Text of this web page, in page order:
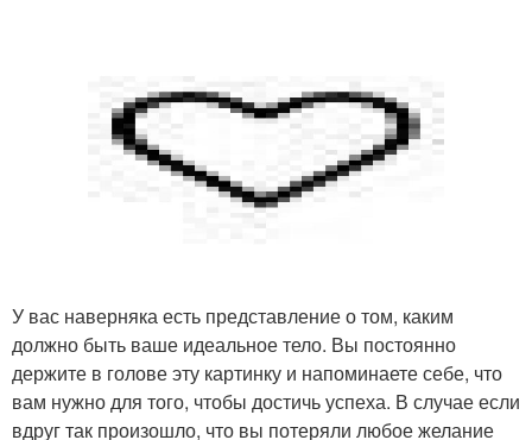
У вас наверняка есть представление о том, каким
должно быть ваше идеальное тело. Вы постоянно
держите в голове эту картинку и напоминаете себе, что
вам нужно для того, чтобы достичь успеха. В случае если
вдруг так произошло, что вы потеряли любое желание